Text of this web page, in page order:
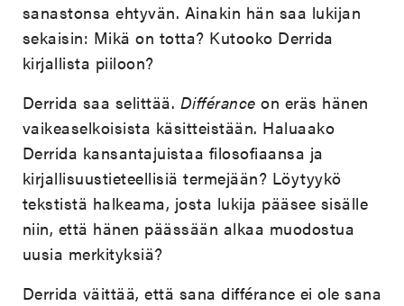
sanastonsa ehtyvän. Ainakin hän saa lukijan
sekaisin: Mikä on totta? Kutooko Derrida
kirjallista piiloon?
Derrida saa selittää. Différance on eräs hänen
vaikeaselkoisista käsitteistään. Haluaako
Derrida kansantajuistaa filosofiaansa ja
kirjallisuustieteellisiä termejään? Löytyykö
tekstistä halkeama, josta lukija pääsee sisälle
niin, että hänen päässään alkaa muodostua
uusia merkityksiä?
Derrida väittää, että sana différance ei ole sana